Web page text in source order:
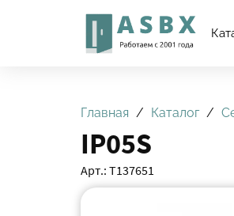
Главная Каталог
IP05S
Арт.: Т137651